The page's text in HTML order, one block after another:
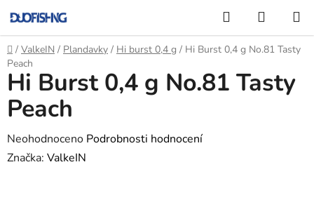
na
obsah
Hledat
KOŠÍK
Domů
/ ValkeIN / Plandavky / Hi burst 0,4 g / Hi Burst 0,4 g No.81 Tasty
Peach
Hi Burst 0,4 g No.81 Tasty
Peach
Průměrné
hodnocení
Neohodnoceno Podrobnosti hodnocení
Značka: ValkeIN